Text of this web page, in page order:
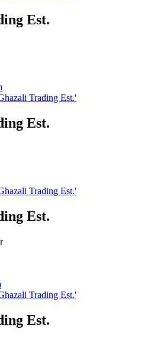
Est.
Trading Est.'
Est.
Trading Est.'
Est.
Trading Est.'
Est.